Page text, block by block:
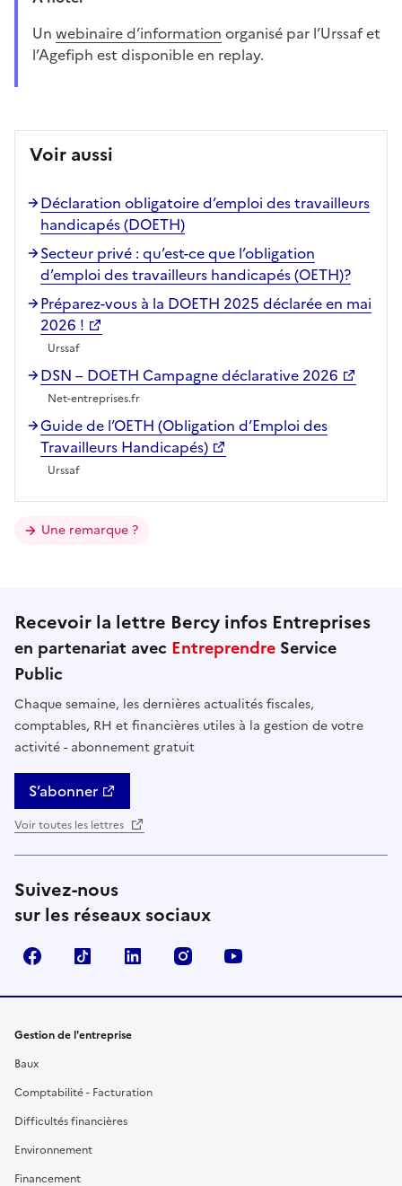
Un webinaire d’information organisé par l’Urssaf et
l’Agefiph est disponible en replay.
Voir aussi
Déclaration obligatoire d’emploi des travailleurs
handicapés (DOETH)
Secteur privé : qu’est-ce que l’obligation
d’emploi des travailleurs handicapés (OETH)?
Préparez-vous à la DOETH 2025 déclarée en mai
2026 !
Urssaf
DSN – DOETH Campagne déclarative 2026
Net-entreprises.fr
Guide de l’OETH (Obligation d’Emploi des
Travailleurs Handicapés)
Urssaf
Une remarque ?
Recevoir la lettre Bercy infos Entreprises
en partenariat avec Entreprendre Service
Public
Chaque semaine, les dernières actualités fiscales,
comptables, RH et financières utiles à la gestion de votre
activité - abonnement gratuit
S’abonner
Voir toutes les lettres
Suivez-nous
sur les réseaux sociaux
FacebookTikTok Linkedin Instagram
Gestion de l'entreprise
Baux
Comptabilité - Facturation
Difficultés financières
Environnement
Financement